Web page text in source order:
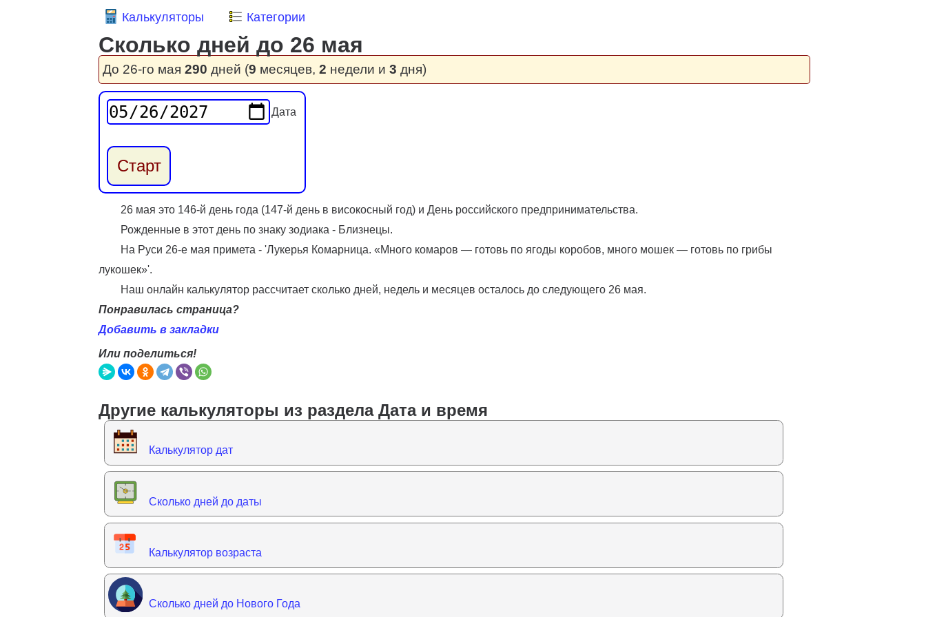
Калькуляторы Категории
Сколько дней до 26 мая
До 26-го мая 290 дней (9 месяцев, 2 недели и 3 дня)
Дата
26 мая это 146-й день года (147-й день в високосный год) и День российского предпринимательства.
Рожденные в этот день по знаку зодиака - Близнецы.
На Руси 26-е мая примета - 'Лукерья Комарница. «Много комаров — готовь по ягоды коробов, много мошек — готовь по грибы
лукошек»'.
Наш онлайн калькулятор рассчитает сколько дней, недель и месяцев осталось до следующего 26 мая.
Понравилась страница?
Добавить в закладки
Или поделиться!
Другие калькуляторы из раздела Дата и время
Калькулятор дат
Сколько дней до даты
Калькулятор возраста
Сколько дней до Нового Года